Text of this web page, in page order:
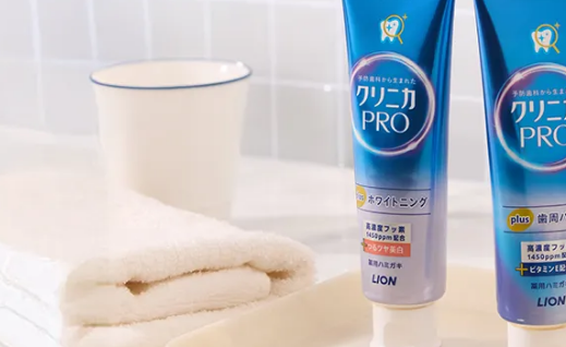
日本獅王細潔適齦佳牙膏x3(修護
plus/抗敏plus/淨白plus)
NT$499NT$750